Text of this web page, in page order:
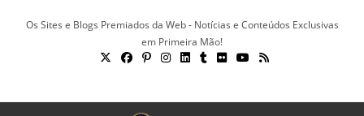
Os Sites e Blogs Premiados da Web - Notícias e Conteúdos Exclusivas
em Primeira Mão!